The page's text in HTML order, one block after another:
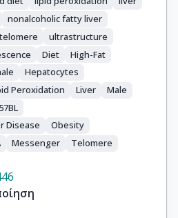
nonalcoholic fatty liver
telomere
ultrastructure
Diet
High-Fat
Hepatocytes
Peroxidation Liver
Male
Disease
Obesity
Messenger Telomere